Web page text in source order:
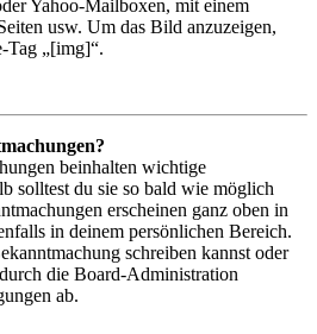
Yahoo-Mailboxen, mit einem
usw. Um das Bild anzuzeigen,
Tag „[img]“.
beinhalten wichtige
solltest du sie so bald wie möglich
erscheinen ganz oben in
in deinem persönlichen Bereich.
schreiben kannst oder
die Board-Administration
ab.